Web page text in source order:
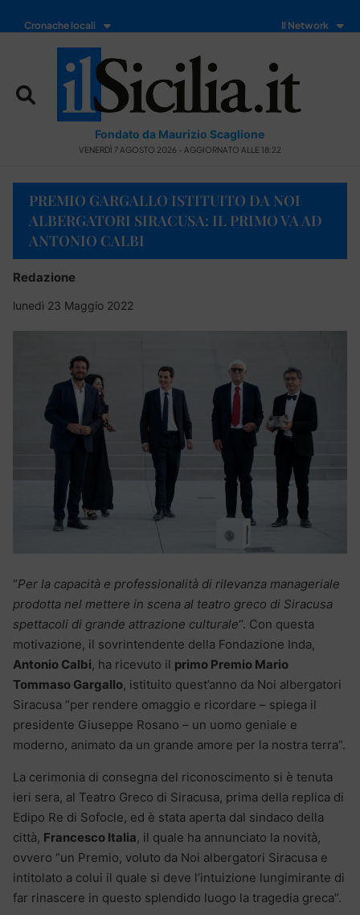
Cronache locali Il Network
Fondato da Maurizio Scaglione
VENERDÌ 7 AGOSTO 2026 - AGGIORNATO ALLE 18:22
PREMIO GARGALLO ISTITUITO DA NOI
ALBERGATORI SIRACUSA: IL PRIMO VA AD
ANTONIO CALBI
Redazione
lunedì 23 Maggio 2022
“Per la capacità e professionalità di rilevanza manageriale
prodotta nel mettere in scena al teatro greco di Siracusa
spettacoli di grande attrazione culturale“. Con questa
motivazione, il sovrintendente della Fondazione Inda,
Antonio Calbi, ha ricevuto il primo Premio Mario
Tommaso Gargallo, istituito quest’anno da Noi albergatori
Siracusa “per rendere omaggio e ricordare – spiega il
presidente Giuseppe Rosano – un uomo geniale e
moderno, animato da un grande amore per la nostra terra”.
La cerimonia di consegna del riconoscimento si è tenuta
ieri sera, al Teatro Greco di Siracusa, prima della replica di
Edipo Re di Sofocle, ed è stata aperta dal sindaco della
città, Francesco Italia, il quale ha annunciato la novità,
ovvero “un Premio, voluto da Noi albergatori Siracusa e
intitolato a colui il quale si deve l’intuizione lungimirante di
far rinascere in questo splendido luogo la tragedia greca”.